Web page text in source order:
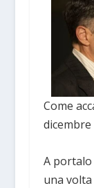
Come
dicembre
A portalo
una